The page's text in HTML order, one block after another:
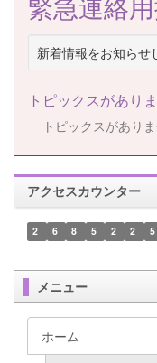
新着情報をお知らせ
トピックスがあり
トピックスがあり
アクセスカウンター
2 6 8 5 2 2 5
メニュー
ホーム